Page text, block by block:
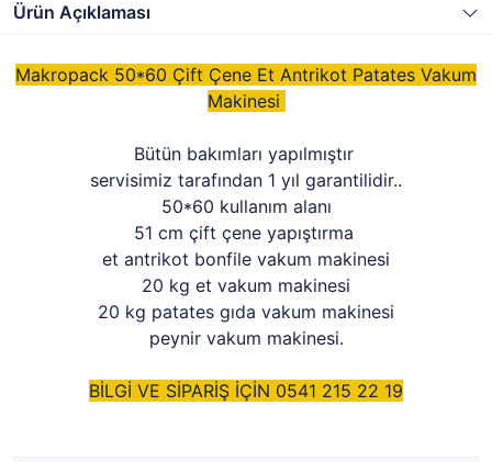
Ürün Açıklaması
Makropack 50*60 Çift Çene Et Antrikot Patates Vakum
Makinesi
Bütün bakımları yapılmıştır
servisimiz tarafından 1 yıl garantilidir..
50*60 kullanım alanı
51 cm çift çene yapıştırma
et antrikot bonfile vakum makinesi
20 kg et vakum makinesi
20 kg patates gıda vakum makinesi
peynir vakum makinesi.
BİLGİ VE SİPARİŞ İÇİN 0541 215 22 19